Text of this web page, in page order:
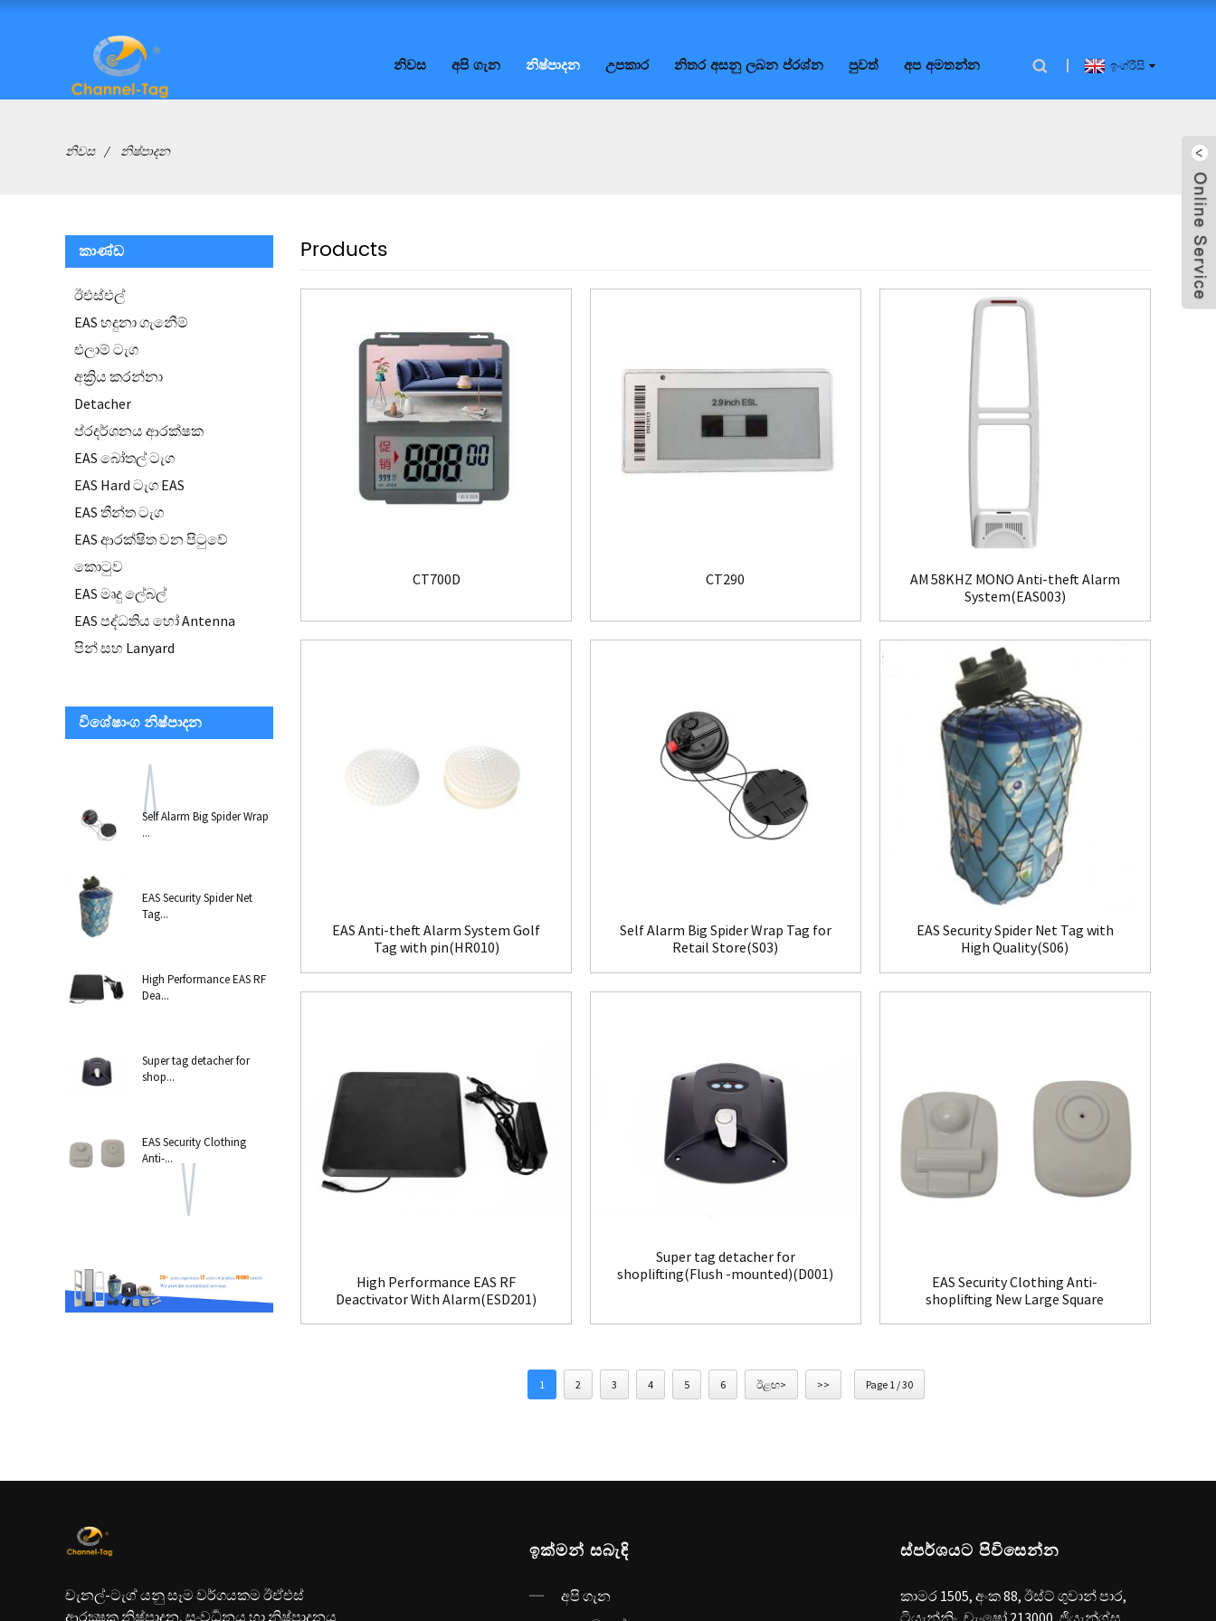
නිවස අපි ගැන නිෂ්පාදන උපකාර නිතර අසනු ලබන ප්රශ්න පුවත් අප අමතන්න ඉංග්රීසි
නිවස නිෂ්පාදන
කාණ්ඩ
ඊඑස්එල්
EAS හදුනා ගැනීෙම්
එලාම් ටැග
අක්‍රිය කරන්නා
Detacher
ප්රදර්ශනය ආරක්ෂක
EAS බෝතල් ටැග
EAS Hard ටැග EAS
EAS තීන්ත ටැග
EAS ආරක්ෂිත වන පිටුවේ
කොටුව
EAS මෘදු ලේබල්
EAS පද්ධතිය හෝ Antenna
පින් සහ Lanyard
විශේෂාංග නිෂ්පාදන
Self Alarm Big Spider Wrap
...
EAS Security Spider Net
Tag...
High Performance EAS RF
Dea...
Super tag detacher for
shop...
EAS Security Clothing
Anti-...
Products
CT700D CT290
AM 58KHZ MONO Anti-theft Alarm
System(EAS003)
EAS Anti-theft Alarm System Golf
Tag with pin(HR010)
Self Alarm Big Spider Wrap Tag for
Retail Store(S03)
EAS Security Spider Net Tag with
High Quality(S06)
High Performance EAS RF
Deactivator With Alarm(ESD201)
Super tag detacher for
shoplifting(Flush -mounted)(D001)
EAS Security Clothing Anti-
shoplifting New Large Square
1 2 3 4 5 6 ඊළඟ> >> Page 1 / 30
චැනල්-ටැග් යනු සෑම වර්ගයකම ඊඒඑස්
ආරක්‍ෂක නිෂ්පාදන, සංවර්‍ධනය හා නිෂ්පාදනය
ඉක්මන් සබැඳි
අපි ගැන
ස්පර්ශයට පිවිසෙන්න
කාමර 1505, අංක 88, ඊස්ට් ගුවාන් පාර,